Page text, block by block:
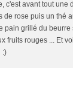
c'est avant tout une
de rose puis un thé
pain grillé du beurre
fruits rouges ... Et
:)